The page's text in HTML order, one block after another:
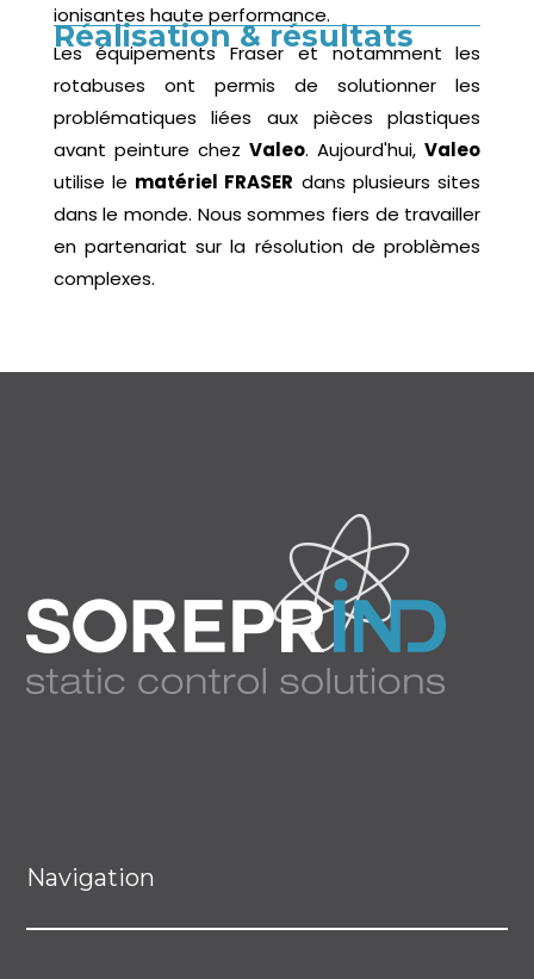
ionisantes haute performance.
Réalisation & résultats
Les équipements Fraser et notamment les
rotabuses ont permis de solutionner les
problématiques liées aux pièces plastiques
avant peinture chezValeo. Aujourd'hui,Valeo
utilise le matériel FRASER dans plusieurs sites
dans le monde. Nous sommes fiers de travailler
en partenariat sur la résolution de problèmes
complexes.
Navigation